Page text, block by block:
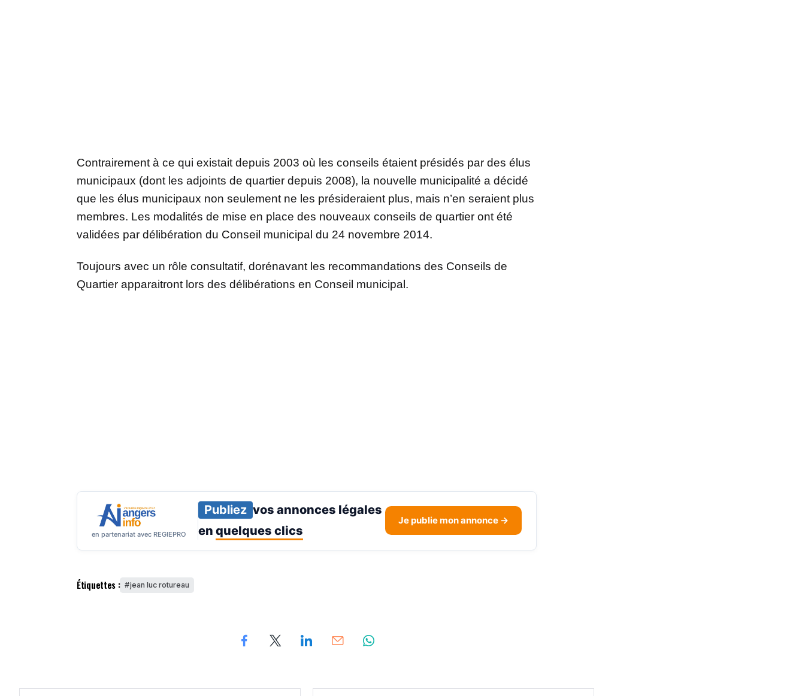
Contrairement à ce qui existait depuis 2003 où les conseils étaient présidés par des élus
municipaux (dont les adjoints de quartier depuis 2008), la nouvelle municipalité a décidé
que les élus municipaux non seulement ne les présideraient plus, mais n’en seraient plus
membres. Les modalités de mise en place des nouveaux conseils de quartier ont été
validées par délibération du Conseil municipal du 24 novembre 2014.
Toujours avec un rôle consultatif, dorénavant les recommandations des Conseils de
Quartier apparaitront lors des délibérations en Conseil municipal.
en partenariat avec REGIEPRO
Publiez vos annonces légales
en quelques clics
Je publie mon annonce →
Étiquettes : jean luc rotureau